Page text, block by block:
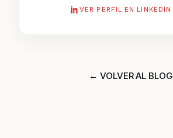
VER PERFIL EN LINKEDIN
← VOLVER AL BLOG